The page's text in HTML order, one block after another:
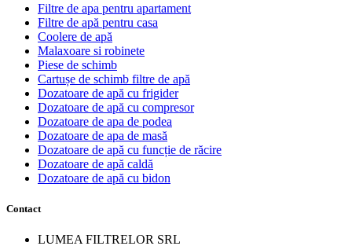
Filtre de apa pentru apartament
Filtre de apă pentru casa
Coolere de apă
Malaxoare si robinete
Piese de schimb
Cartușe de schimb filtre de apă
Dozatoare de apă cu frigider
Dozatoare de apă cu compresor
Dozatoare de apa de podea
Dozatoare de apa de masă
Dozatoare de apă cu funcție de răcire
Dozatoare de apă caldă
Dozatoare de apă cu bidon
Contact
LUMEA FILTRELOR SRL